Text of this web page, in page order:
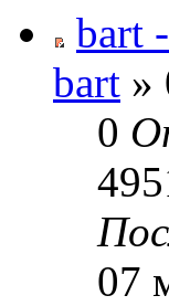
bart
bart »
0
07